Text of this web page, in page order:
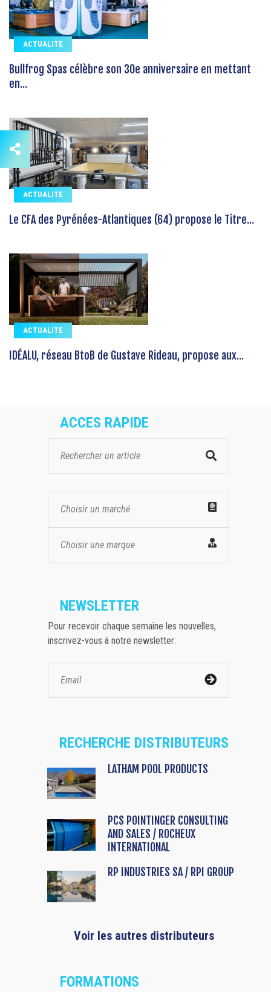
ACTUALITE
Bullfrog Spas célèbre son 30e anniversaire en mettant
en...
ACTUALITE
Le CFA des Pyrénées-Atlantiques (64) propose le Titre...
ACTUALITE
IDÉALU, réseau BtoB de Gustave Rideau, propose aux...
ACCES RAPIDE
Choisir un marché
Choisir une marque
NEWSLETTER
Pour recevoir chaque semaine les nouvelles,
inscrivez-vous à notre newsletter:
RECHERCHE DISTRIBUTEURS
LATHAM POOL PRODUCTS
PCS POINTINGER CONSULTING
AND SALES / ROCHEUX
INTERNATIONAL
RP INDUSTRIES SA / RPI GROUP
Voir les autres distributeurs
FORMATIONS